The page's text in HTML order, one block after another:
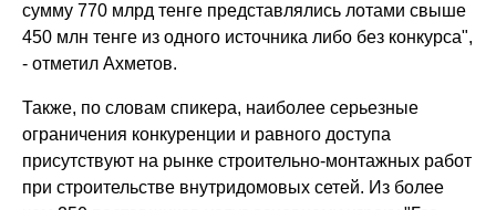
сумму 770 млрд тенге представлялись лотами свыше
450 млн тенге из одного источника либо без конкурса",
- отметил Ахметов.
Также, по словам спикера, наиболее серьезные
ограничения конкуренции и равного доступа
присутствуют на рынке строительно-монтажных работ
при строительстве внутридомовых сетей. Из более